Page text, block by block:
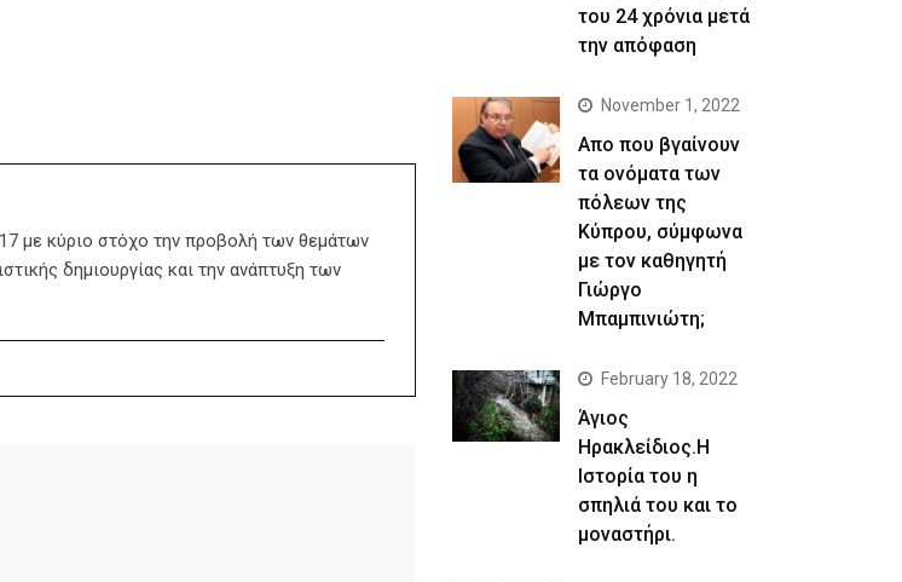
με κύριο στόχο την προβολή των θεμάτων
δημιουργίας και την ανάπτυξη των
του 24 χρόνια μετά
την απόφαση
November 1, 2022
Απο που βγαίνουν
τα ονόματα των
πόλεων της
Κύπρου, σύμφωνα
με τον καθηγητή
Γιώργο
Μπαμπινιώτη;
February 18, 2022
Άγιος
Ηρακλείδιος.Η
Ιστορία του η
σπηλιά του και το
μοναστήρι.